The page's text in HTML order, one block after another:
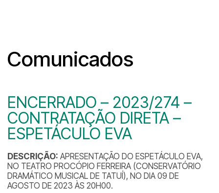
Comunicados
ENCERRADO – 2023/274 –
CONTRATAÇÃO DIRETA –
ESPETÁCULO EVA
DESCRIÇÃO: APRESENTAÇÃO DO ESPETÁCULO EVA,
NO TEATRO PROCÓPIO FERREIRA (CONSERVATÓRIO
DRAMÁTICO MUSICAL DE TATUÍ), NO DIA 09 DE
AGOSTO DE 2023 ÀS 20H00.